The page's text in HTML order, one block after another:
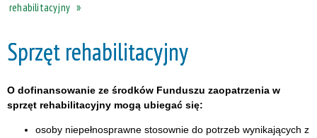
rehabilitacyjny
Sprzęt rehabilitacyjny
O dofinansowanie ze środków Funduszu zaopatrzenia w
sprzęt rehabilitacyjny mogą ubiegać się:
osoby niepełnosprawne stosownie do potrzeb wynikających z